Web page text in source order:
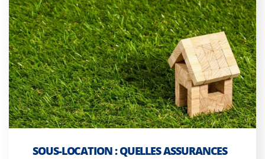
SOUS-LOCATION : QUELLES ASSURANCES